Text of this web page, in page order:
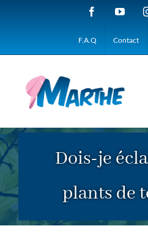
Facebook
F.A.Q Contact
Dois-je
plants de